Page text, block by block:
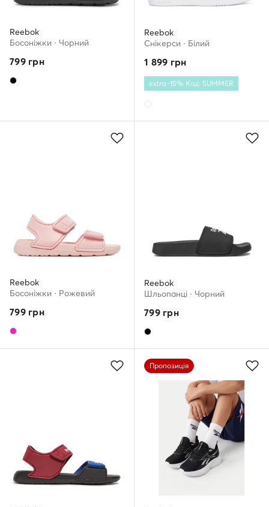
Reebok
Босоніжки · Чорний
799грн
Reebok
Снікерcи · Білий
1 899 грн
extra -15% Код: SUMMER
Reebok
Босоніжки · Рожевий
799грн
Reebok
Шльопанці · Чорний
799грн
Пропозиція